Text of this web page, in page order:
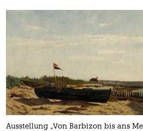
Ausstellung „Von Barbizon bis ans